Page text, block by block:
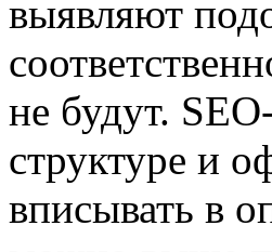
выявляют
не будут.
структуре и
вписывать в